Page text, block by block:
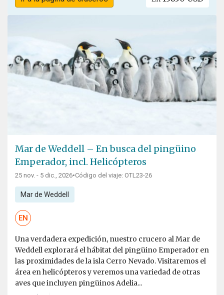
Mar de Weddell – En busca del pingüino
Emperador, incl. Helicópteros
25 nov. - 5 dic., 2026•Código del viaje: OTL23-26
Mar de Weddell
EN
Una verdadera expedición, nuestro crucero al Mar de
Weddell explorará el hábitat del pingüino Emperador en
las proximidades de la isla Cerro Nevado. Visitaremos el
área en helicópteros y veremos una variedad de otras
aves que incluyen pingüinos Adelia...